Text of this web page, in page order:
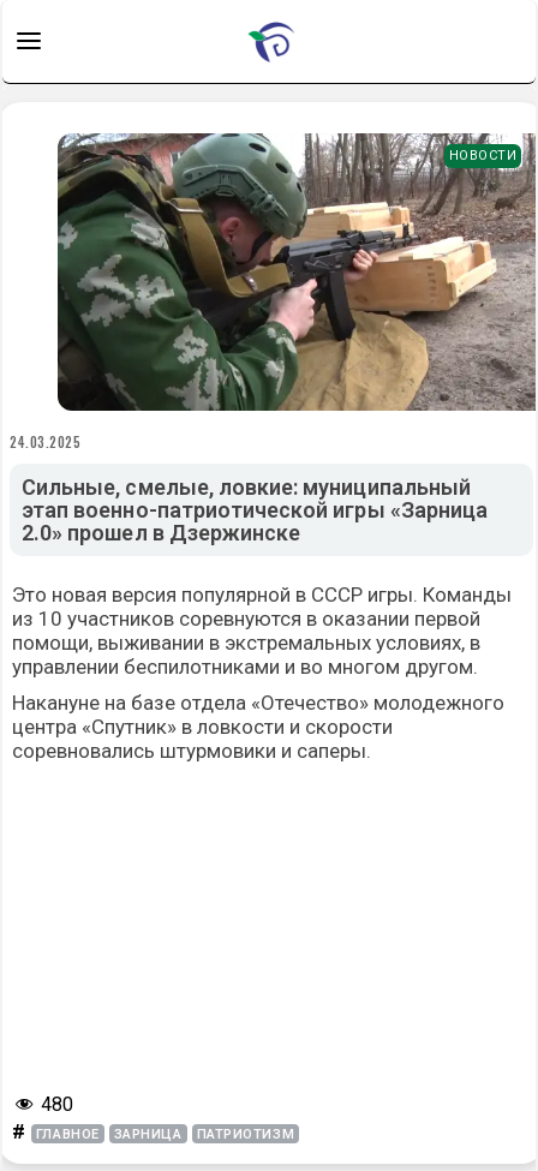
НОВОСТИ
24.03.2025
Сильные, смелые, ловкие: муниципальный
этап военно-патриотической игры «Зарница
2.0» прошел в Дзержинске
Это новая версия популярной в СССР игры. Команды
из 10 участников соревнуются в оказании первой
помощи, выживании в экстремальных условиях, в
управлении беспилотниками и во многом другом.
Накануне на базе отдела «Отечество» молодежного
центра «Спутник» в ловкости и скорости
соревновались штурмовики и саперы.
480
# ГЛАВНОЕ ЗАРНИЦА ПАТРИОТИЗМ